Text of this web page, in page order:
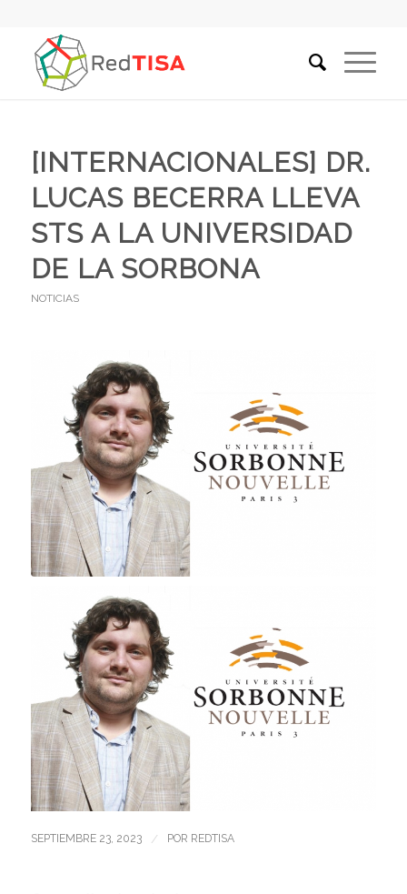
[INTERNACIONALES] DR.
LUCAS BECERRA LLEVA
STS A LA UNIVERSIDAD
DE LA SORBONA
NOTICIAS
SEPTIEMBRE 23, 2023 / POR REDTISA